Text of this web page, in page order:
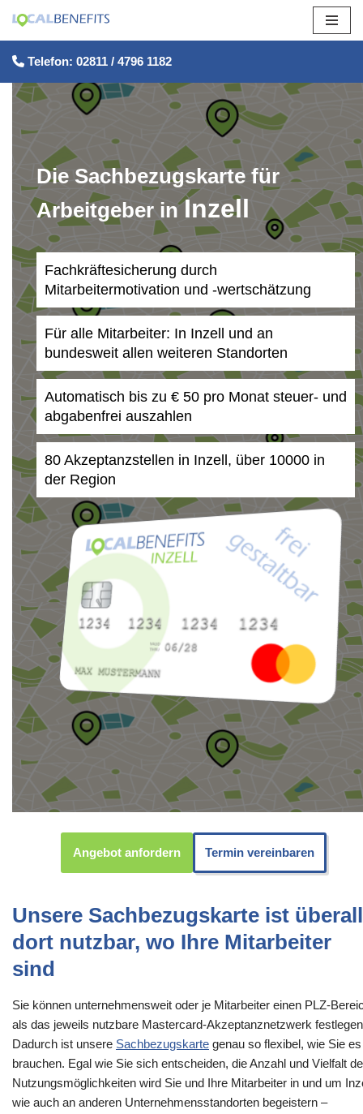
Zum
Inhalt
springen
Telefon: 02811 / 4796 1182
Die Sachbezugskarte für
Arbeitgeber inInzell
Fachkräftesicherung durch
Mitarbeitermotivation und -wertschätzung
Für alle Mitarbeiter: In Inzell und an
bundesweit allen weiteren Standorten
Automatisch bis zu € 50 pro Monat steuer- und
abgabenfrei auszahlen
80 Akzeptanzstellen in Inzell, über 10000 in
der Region
Angebot anfordern Termin vereinbaren
Unsere Sachbezugskarte ist überall
dort nutzbar, wo Ihre Mitarbeiter
sind
Sie können unternehmensweit oder je Mitarbeiter einen PLZ-
als das jeweils nutzbare Mastercard-Akzeptanznetzwerk
Dadurch ist unsere Sachbezugskarte genau so flexibel, wie Sie es
brauchen. Egal wie Sie sich entscheiden, die Anzahl und Vielfalt
Nutzungsmöglichkeiten wird Sie und Ihre Mitarbeiter in und um
wie auch an anderen Unternehmensstandorten begeistern –